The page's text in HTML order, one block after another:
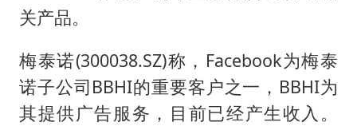
关产品。
梅泰诺(300038.SZ)称，Facebook为梅泰
诺子公司BBHI的重要客户之一，BBHI为
其提供广告服务，目前已经产生收入。